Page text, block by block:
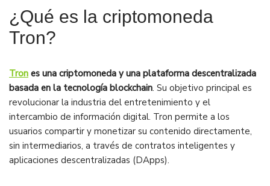
¿Qué es la criptomoneda
Tron?
Tron es una criptomoneda y una plataforma descentralizada
basada en la tecnología blockchain. Su objetivo principal es
revolucionar la industria del entretenimiento y el
intercambio de información digital. Tron permite a los
usuarios compartir y monetizar su contenido directamente,
sin intermediarios, a través de contratos inteligentes y
aplicaciones descentralizadas (DApps).